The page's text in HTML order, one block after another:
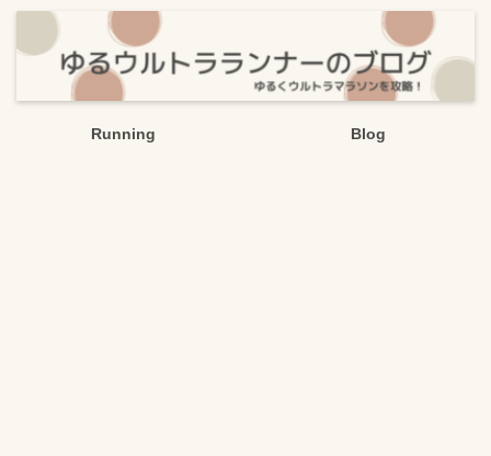
Running Blog